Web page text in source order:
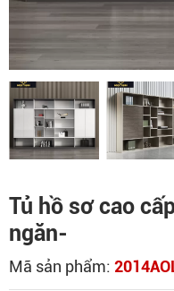
Tủ hồ sơ cao
ngăn-
Mã sản phẩm: